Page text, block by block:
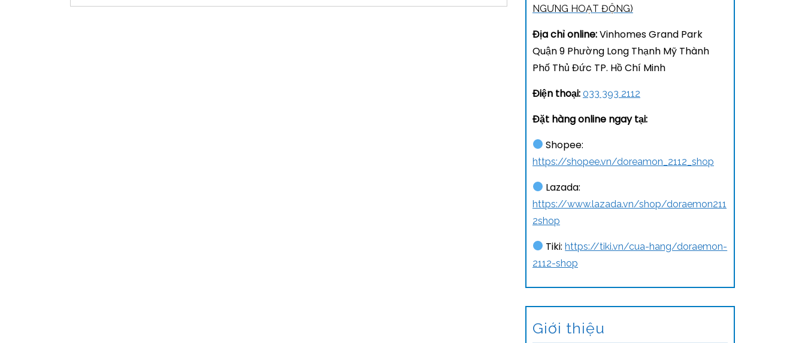
NGƯNG HOẠT ĐỘNG)
Địa chỉ online:Vinhomes Grand Park
Quận 9 Phường Long Thạnh Mỹ Thành
Phố Thủ Đức TP. Hồ Chí Minh
Điện thoại: 033 393 2112
Đặt hàng online ngay tại:
Shopee:
https://shopee.vn/doreamon_2112_shop
Lazada:
https://www.lazada.vn/shop/doraemon211
2shop
Tiki:https://tiki.vn/cua-hang/doraemon-
2112-shop
Giới thiệu